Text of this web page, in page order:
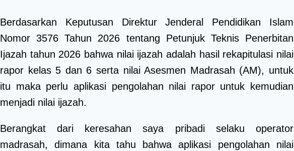
Berdasarkan Keputusan Direktur Jenderal Pendidikan Islam
Nomor 3576 Tahun 2026 tentang Petunjuk Teknis Penerbitan
Ijazah tahun 2026 bahwa nilai ijazah adalah hasil rekapitulasi nilai
rapor kelas 5 dan 6 serta nilai Asesmen Madrasah (AM), untuk
itu maka perlu aplikasi pengolahan nilai rapor untuk kemudian
menjadi nilai ijazah.
Berangkat dari keresahan saya pribadi selaku operator
madrasah, dimana kita tahu bahwa aplikasi pengolahan nilai